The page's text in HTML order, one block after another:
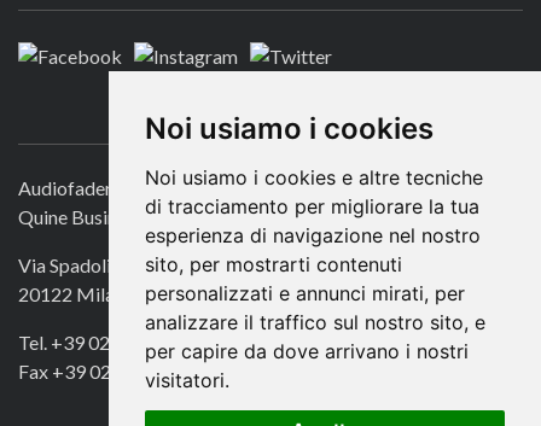
Noi usiamo i cookies
Noi usiamo i cookies e altre tecniche
di tracciamento per migliorare la tua
esperienza di navigazione nel nostro
sito, per mostrarti contenuti
personalizzati e annunci mirati, per
analizzare il traffico sul nostro sito, e
per capire da dove arrivano i nostri
visitatori.
CONTATTACI
Audiofader.com
Quine Business Publisher
Via Spadolini 7
20122 Milano
Tel. +39 02 49756990
Fax +39 02 72016740